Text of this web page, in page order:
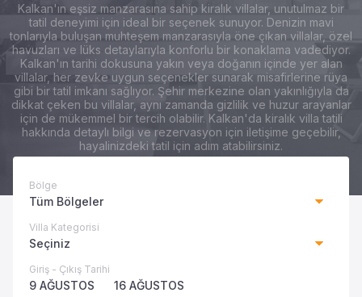
Kalkan'ın eşsiz manzarasına sahip kiralık villalar, unutulmaz bir
tatil deneyimi için ideal bir seçenek sunuyor. Denizin mavi
tonlarıyla buluşan muhteşem manzarasıyla öne çıkan villalar, özel
havuzları ve lüks detaylarıyla konforlu bir konaklama vadediyor.
Kalkan'ın tarihi dokusuna yakın veya doğanın içinde yer alan
villalar, her zevke uygun seçenekler sunarak misafirlerine rüya
gibi bir tatil imkanı sağlıyor. Şehir merkezine olan yakınlığıyla da
dikkat çeken bu villalar, aynı zamanda gizlilik ve huzur arayanlar
için de mükemmel bir tercih olabilir. Kalkan'da kiralık villa tatili
hakkında detaylı bilgi ve rezervasyon için iletişime geçebilir,
hayalinizdeki tatil için adım atabilirsiniz.
Bölge
Tüm Bölgeler
Villa Kategorisi
Seçiniz
Giriş - Çıkış Tarihi
9 AĞUSTOS 16 AĞUSTOS